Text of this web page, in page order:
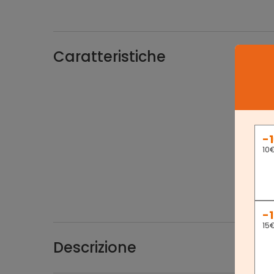
Caratteristiche
alto
【
【
Descrizione
-
-